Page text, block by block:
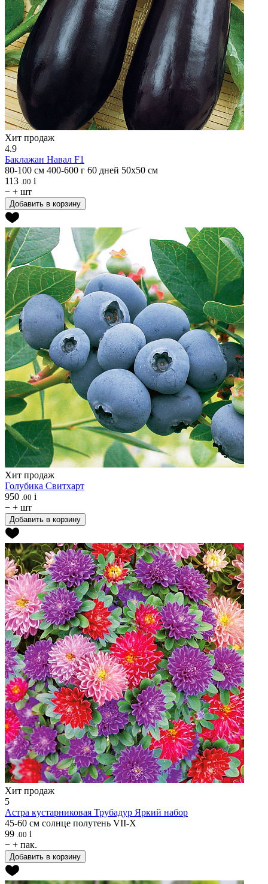
Хит продаж
4.9
Баклажан Навал F1
80-100 см 400-600 г 60 дней 50х50 см
113 .00 i
− + шт
Добавить в корзину
Хит продаж
Голубика Свитхарт
950 .00 i
− + шт
Добавить в корзину
Хит продаж
5
Астра кустарниковая Трубадур Яркий набор
45-60 см солнце полутень VII-X
99 .00 i
− + пак.
Добавить в корзину